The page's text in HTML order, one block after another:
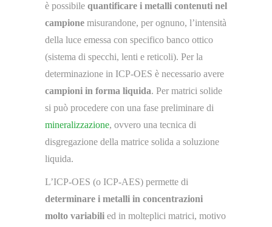
è possibile quantificare i metalli contenuti nel
campione misurandone, per ognuno, l’intensità
della luce emessa con specifico banco ottico
(sistema di specchi, lenti e reticoli). Per la
determinazione in ICP-OES è necessario avere
campioni in forma liquida. Per matrici solide
si può procedere con una fase preliminare di
mineralizzazione, ovvero una tecnica di
disgregazione della matrice solida a soluzione
liquida.
L’ICP-OES (o ICP-AES) permette di
determinare i metalli in concentrazioni
molto variabili ed in molteplici matrici, motivo